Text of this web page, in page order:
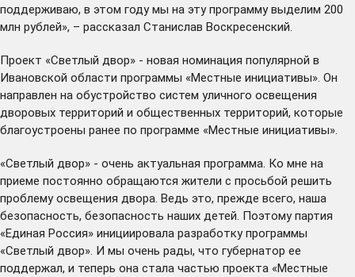
поддерживаю, в этом году мы на эту программу выделим 200
млн рублей», – рассказал Станислав Воскресенский.
Проект «Светлый двор» - новая номинация популярной в
Ивановской области программы «Местные инициативы». Он
направлен на обустройство систем уличного освещения
дворовых территорий и общественных территорий, которые
благоустроены ранее по программе «Местные инициативы».
«Светлый двор» - очень актуальная программа. Ко мне на
приеме постоянно обращаются жители с просьбой решить
проблему освещения двора. Ведь это, прежде всего, наша
безопасность, безопасность наших детей. Поэтому партия
«Единая Россия» инициировала разработку программы
«Светлый двор». И мы очень рады, что губернатор ее
поддержал, и теперь она стала частью проекта «Местные